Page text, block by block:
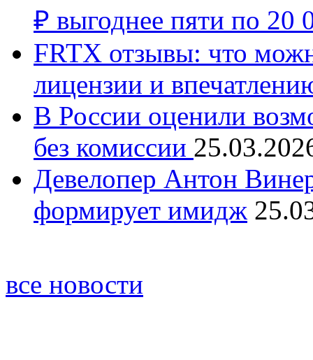
₽ выгоднее пяти по 20
FRTX отзывы: что
лицензии и
В России оценили
без комиссии
Девелопер Антон
формирует имидж
все новости